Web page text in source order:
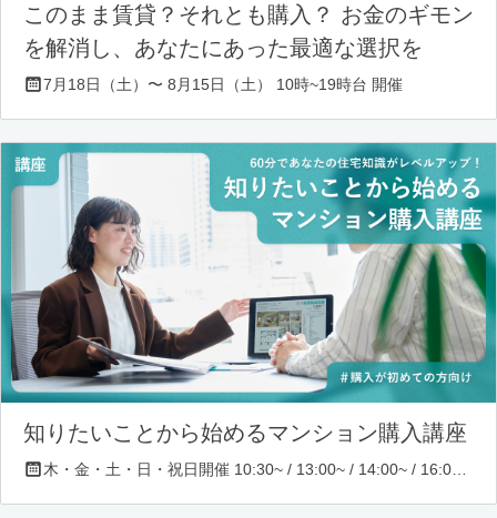
このまま賃貸？それとも購入？ お金のギモン
を解消し、あなたにあった最適な選択を
7月18日（土）〜 8月15日（土） 10時~19時台 開催
知りたいことから始めるマンション購入講座